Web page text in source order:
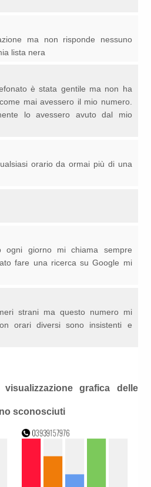
ma non risponde nessuno
lista nera
è stata gentile ma non ha
mai avessero il mio numero.
lo avessero avuto dal mio
orario da ormai più di una
ogni giorno mi chiama sempre
fare una ricerca su Google mi
strani ma questo numero mi
orari diversi sono insistenti e
grafica delle
sconosciuti